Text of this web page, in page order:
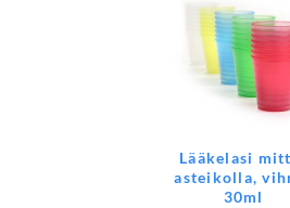
Lääkelasi
asteikolla,
30ml